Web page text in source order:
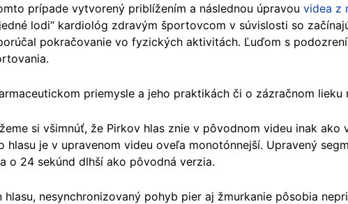
prípade vytvorený priblížením a následnou úpravou videa z
lodi“ kardiológ zdravým športovcom v súvislosti so
pokračovanie vo fyzických aktivitách. Ľuďom s
priemysle a jeho praktikách či o zázračnom lieku
si všimnúť, že Pirkov hlas znie v pôvodnom videu inak
hlasu je v upravenom videu oveľa monotónnejší. Upravený
o 24 sekúnd dlhší ako pôvodná verzia.
hlasu, nesynchronizovaný pohyb pier aj žmurkanie pôsobia